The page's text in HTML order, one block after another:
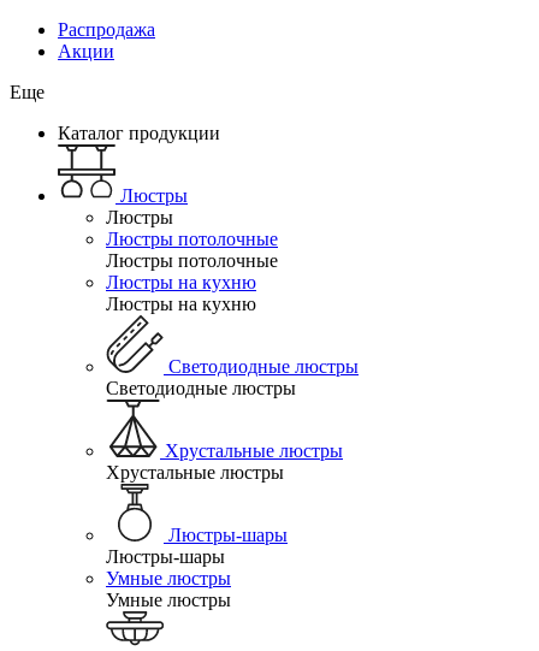
Распродажа
Акции
Еще
Каталог продукции
Люстры
Люстры
Люстры потолочные
Люстры потолочные
Люстры на кухню
Люстры на кухню
Светодиодные люстры
Светодиодные люстры
Хрустальные люстры
Хрустальные люстры
Люстры-шары
Люстры-шары
Умные люстры
Умные люстры